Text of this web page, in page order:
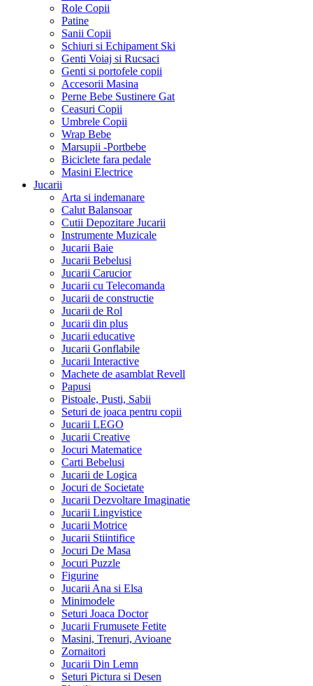
Role Copii
Patine
Sanii Copii
Schiuri si Echipament Ski
Genti Voiaj si Rucsaci
Genti si portofele copii
Accesorii Masina
Perne Bebe Sustinere Gat
Ceasuri Copii
Umbrele Copii
Wrap Bebe
Marsupii -Portbebe
Biciclete fara pedale
Masini Electrice
Jucarii
Arta si indemanare
Calut Balansoar
Cutii Depozitare Jucarii
Instrumente Muzicale
Jucarii Baie
Jucarii Bebelusi
Jucarii Carucior
Jucarii cu Telecomanda
Jucarii de constructie
Jucarii de Rol
Jucarii din plus
Jucarii educative
Jucarii Gonflabile
Jucarii Interactive
Machete de asamblat Revell
Papusi
Pistoale, Pusti, Sabii
Seturi de joaca pentru copii
Jucarii LEGO
Jucarii Creative
Jocuri Matematice
Carti Bebelusi
Jucarii de Logica
Jocuri de Societate
Jucarii Dezvoltare Imaginatie
Jucarii Lingvistice
Jucarii Motrice
Jucarii Stiintifice
Jocuri De Masa
Jocuri Puzzle
Figurine
Jucarii Ana si Elsa
Minimodele
Seturi Joaca Doctor
Jucarii Frumusete Fetite
Masini, Trenuri, Avioane
Zornaitori
Jucarii Din Lemn
Seturi Pictura si Desen